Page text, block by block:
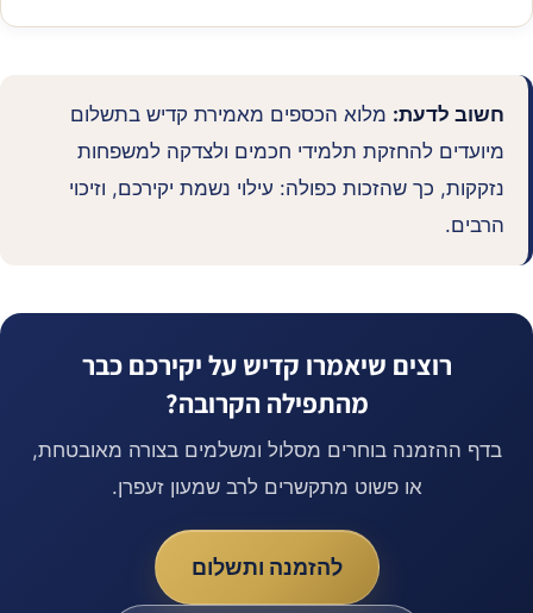
חשוב לדעת:מלוא הכספים מאמירת קדיש בתשלום
מיועדים להחזקת תלמידי חכמים ולצדקה למשפחות
נזקקות, כך שהזכות כפולה: עילוי נשמת יקירכם, וזיכוי
הרבים.
רוצים שיאמרו קדיש על יקירכם כבר
מהתפילה הקרובה?
בדף ההזמנה בוחרים מסלול ומשלמים בצורה מאובטחת,
או פשוט מתקשרים לרב שמעון זעפרן.
להזמנה ותשלום